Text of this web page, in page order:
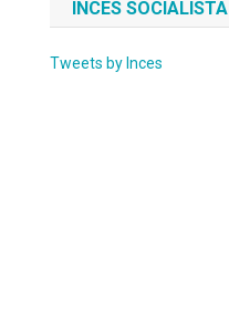
INCES SOCIALISTA
Tweets by Inces